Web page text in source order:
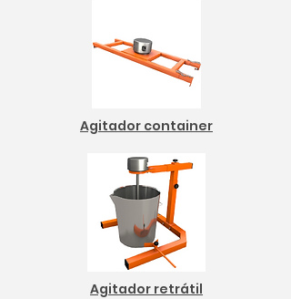
Agitador container
Agitador retrátil